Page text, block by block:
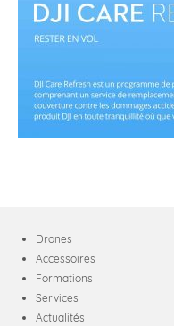
Drones
Accessoires
Formations
Services
Actualités